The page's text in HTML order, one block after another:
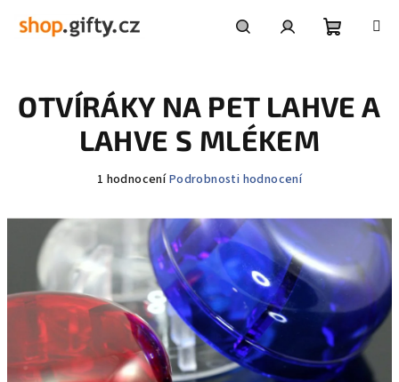
košík
OTVÍRÁKY NA PET LAHVE A
LAHVE S MLÉKEM
Průměrné
produktu
5,0
z
5
hvězdiček.
1 hodnoceníPodrobnosti hodnocení